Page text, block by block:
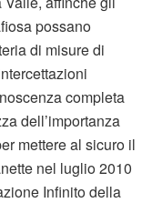
possano
di misure di
completa
dell’importanza
mettere al sicuro il
nel luglio 2010
Infinito della